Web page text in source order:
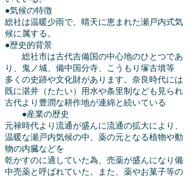
●気候の特徴
総社は温暖少雨で、晴天に恵まれた瀬戸内式気
候に属する。
●歴史的背景
総社市は古代吉備国の中心地のひとつであ
り、鬼ノ城、備中国分寺、こうもり塚古墳等
多くの史跡や文化財があります。奈良時代には
既に湛井（たたい）用水や条里制なども見られ
古代より豊潤な耕作地が連綿と続いている
●産業の歴史
元禄時代より流通が盛んに流通の拡大により、
温暖な瀬戸内気候の中、薬の元となる植物や動
物の内臓などを
乾かすのに適していた為、売薬が盛んになり備
中売薬と呼ばれていた。また、薬やお菓子等の